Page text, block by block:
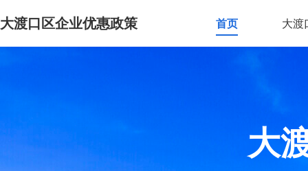
大渡口区企业优惠政策 首页 大渡
大